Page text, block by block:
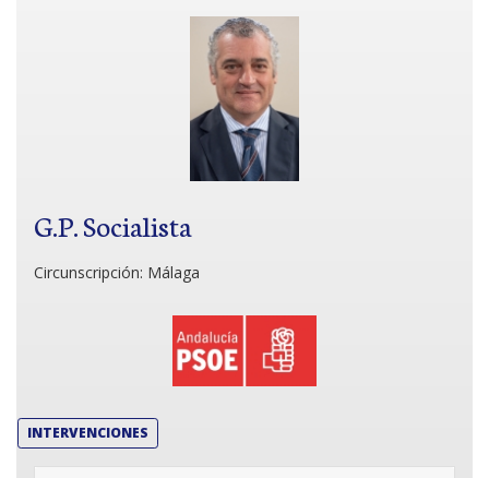
G.P. Socialista
Circunscripción: Málaga
INTERVENCIONES